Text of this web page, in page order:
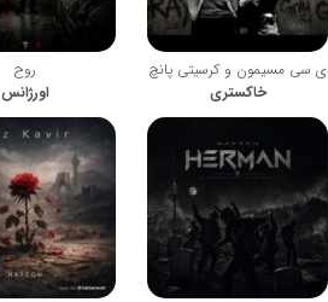
ی سی مسیمون و کرسیتی پانچ
خاکستری
روح
اورژانس